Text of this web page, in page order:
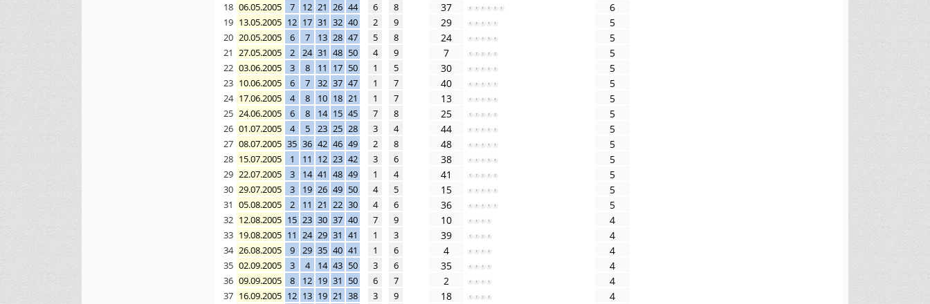
18 06.05.2005 7 12 21 26 44 6
8
19 13.05.2005 12 17 31 32 40 2
9
20 20.05.2005 6 7 13 28 47 5
8
21 27.05.2005 2 24 31 48 50 4
9
22 03.06.2005 3 8 11 17 50 1
5
23 10.06.2005 6 7 32 37 47 1
7
24 17.06.2005 4 8 10 18 21 1
7
25 24.06.2005 6 8 14 15 45 7
8
26 01.07.2005 4 5 23 25 28 3
4
27 08.07.2005 35 36 42 46 49 2
8
28 15.07.2005 1 11 12 23 42 3
6
29 22.07.2005 3 14 41 48 49 1
4
30 29.07.2005 3 19 26 49 50 4
5
31 05.08.2005 2 11 21 22 30 4
6
32 12.08.2005 15 23 30 37 40 7
9
33 19.08.2005 11 24 29 31 41 1
3
34 26.08.2005 9 29 35 40 41 1
6
35 02.09.2005 3 4 14 43 50 3
6
36 09.09.2005 8 12 19 31 50 6
7
37 16.09.2005 12 13 19 21 38 3
9
37
6
29
5
24
5
7
5
30
5
40
5
13
5
25
5
44
5
48
5
38
5
41
5
15
5
36
5
10
4
39
4
4
4
35
4
2
4
18
4